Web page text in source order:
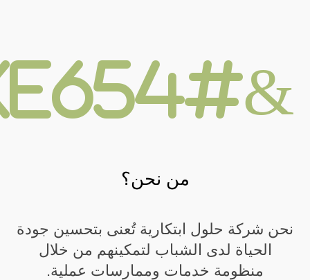
&#xe654;
من نحن؟
نحن شركة حلول ابتكارية تُعنى بتحسين جودة
الحياة لدى الشباب لتمكينهم من خلال
منظومة خدمات وممارسات عملية.